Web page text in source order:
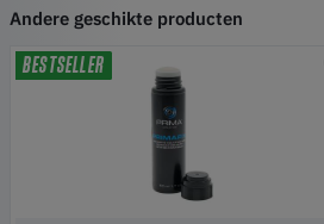
Andere geschikte producten
BESTSELLER